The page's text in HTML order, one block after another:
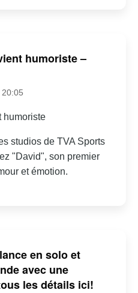
humoriste –
humoriste
studios de TVA Sports
"David", son premier
et émotion.
en solo et
avec une
les détails ici!